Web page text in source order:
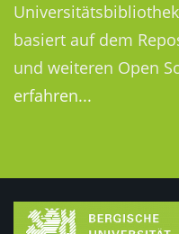
basiert auf dem
und weiteren Open
erfahren...